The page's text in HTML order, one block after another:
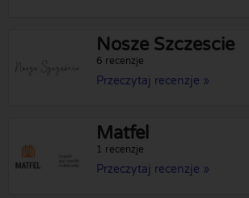
Nosze Szczescie
6 recenzje
Przeczytaj recenzje »
Matfel
1 recenzje
Przeczytaj recenzje »